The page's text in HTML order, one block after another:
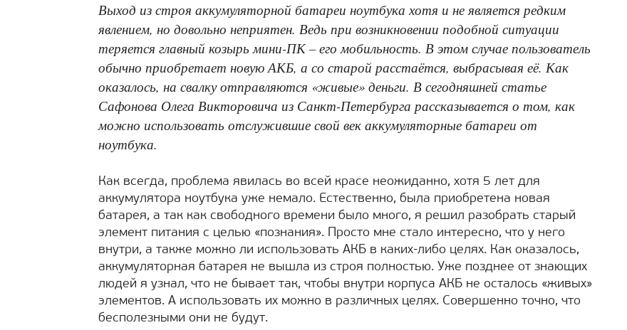
Выход из строя аккумуляторной батареи ноутбука хотя и не является редким
явлением, но довольно неприятен. Ведь при возникновении подобной ситуации
теряется главный козырь мини-ПК – его мобильность. В этом случае пользователь
обычно приобретает новую АКБ, а со старой расстаётся, выбрасывая её. Как
оказалось, на свалку отправляются «живые» деньги. В сегодняшней статье
Сафонова Олега Викторовича из Санкт-Петербурга рассказывается о том, как
можно использовать отслужившие свой век аккумуляторные батареи от
ноутбука.
Как всегда, проблема явилась во всей красе неожиданно, хотя 5 лет для
аккумулятора ноутбука уже немало. Естественно, была приобретена новая
батарея, а так как свободного времени было много, я решил разобрать старый
элемент питания с целью «познания». Просто мне стало интересно, что у него
внутри, а также можно ли использовать АКБ в каких-либо целях. Как оказалось,
аккумуляторная батарея не вышла из строя полностью. Уже позднее от знающих
людей я узнал, что не бывает так, чтобы внутри корпуса АКБ не осталось «живых»
элементов. А использовать их можно в различных целях. Совершенно точно, что
бесполезными они не будут.